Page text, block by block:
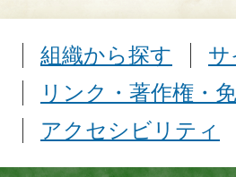
組織から探す
サ
リンク・著作権・
アクセシビリティ